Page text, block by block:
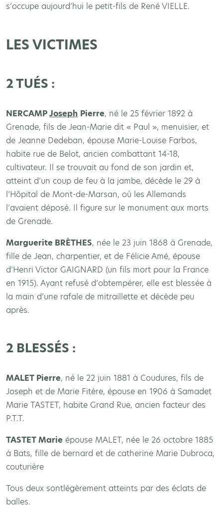
s’occupe aujourd’hui le petit-fils de René VIELLE.
LES VICTIMES
2 TUÉS :
NERCAMPJoseph Pierre, né le 25 février 1892 à
Grenade, fils de Jean-Marie dit « Paul », menuisier, et
de Jeanne Dedeban, épouse Marie-Louise Farbos,
habite rue de Belot, ancien combattant 14-18,
cultivateur. Il se trouvait au fond de son jardin et,
atteint d’un coup de feu à la jambe, décède le 29 à
l’Hôpital de Mont-de-Marsan, où les Allemands
l’avaient déposé. Il figure sur le monument aux morts
de Grenade.
Marguerite BRÈTHES, née le 23 juin 1868 à Grenade,
fille de Jean, charpentier, et de Félicie Amé, épouse
d’Henri Victor GAIGNARD (un fils mort pour la France
en 1915). Ayant refusé d’obtempérer, elle est blessée à
la main d’une rafale de mitraillette et décède peu
après.
2 BLESSÉS :
MALET Pierre, né le 22 juin 1881 à Coudures, fils de
Joseph et de Marie Fitère, épouse en 1906 à Samadet
Marie TASTET, habite Grand Rue, ancien facteur des
P.T.T.
TASTET Marie épouse MALET, née le 26 octobre 1885
à Bats, fille de bernard et de catherine Marie Dubroca,
couturière
Tous deux sontlégèrement atteints par des éclats de
balles.